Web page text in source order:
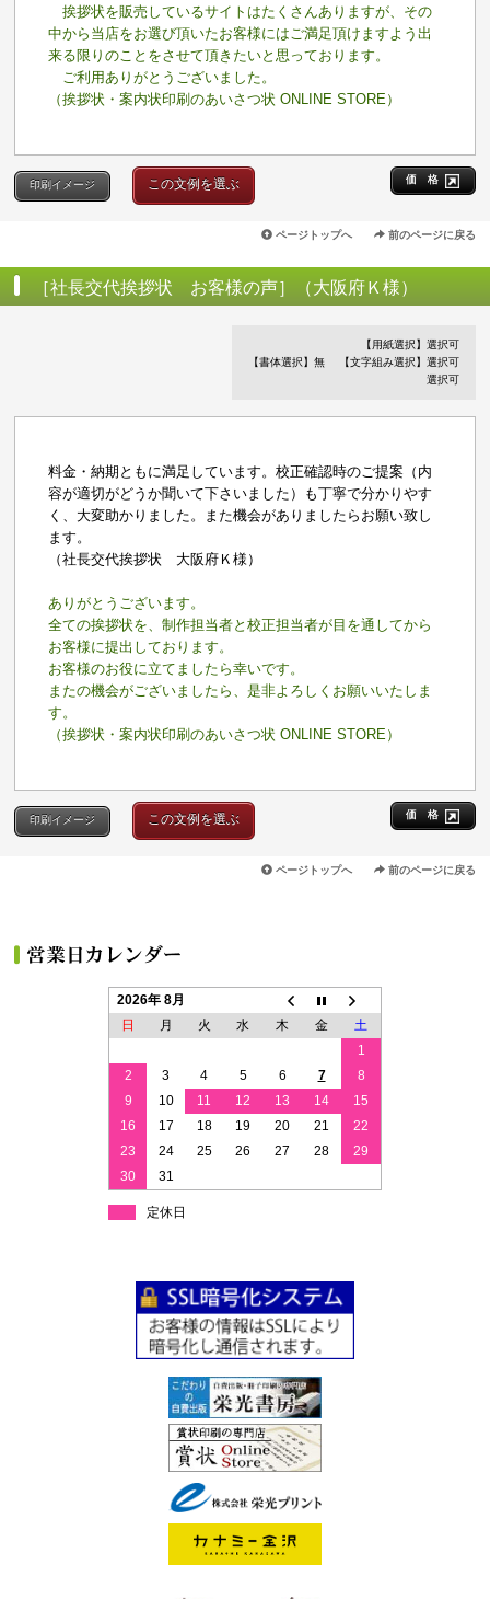
挨拶状を販売しているサイトはたくさんありますが、その
中から当店をお選び頂いたお客様にはご満足頂けますよう出
来る限りのことをさせて頂きたいと思っております。
ご利用ありがとうございました。
（挨拶状・案内状印刷のあいさつ状 ONLINE STORE）
価 格
印刷イメージ この文例を選ぶ
ページトップへ 前のページに戻る
［社長交代挨拶状 お客様の声］（大阪府Ｋ様）
【用紙選択】選択可
【書体選択】無
【文字組み選択】選択可
選択可
料金・納期ともに満足しています。校正確認時のご提案（内
容が適切がどうか聞いて下さいました）も丁寧で分かりやす
く、大変助かりました。また機会がありましたらお願い致し
ます。
（社長交代挨拶状 大阪府Ｋ様）
ありがとうございます。
全ての挨拶状を、制作担当者と校正担当者が目を通してから
お客様に提出しております。
お客様のお役に立てましたら幸いです。
またの機会がございましたら、是非よろしくお願いいたしま
す。
（挨拶状・案内状印刷のあいさつ状 ONLINE STORE）
価 格
印刷イメージ この文例を選ぶ
ページトップへ 前のページに戻る
2026年 8月
日
月 火 水 木 金
土
1
2
3 4 5 6 7
8
9
10 11 12 13 14
15
16
17 18 19 20 21
22
23
24 25 26 27 28
29
30
31
定休日